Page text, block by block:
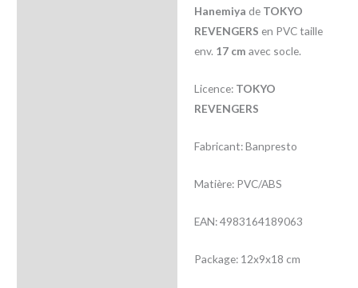
Hanemiya de TOKYO
REVENGERS en PVC taille
env. 17 cm avec socle.
Licence: TOKYO
REVENGERS
Fabricant: Banpresto
Matière: PVC/ABS
EAN: 4983164189063
Package: 12x9x18 cm